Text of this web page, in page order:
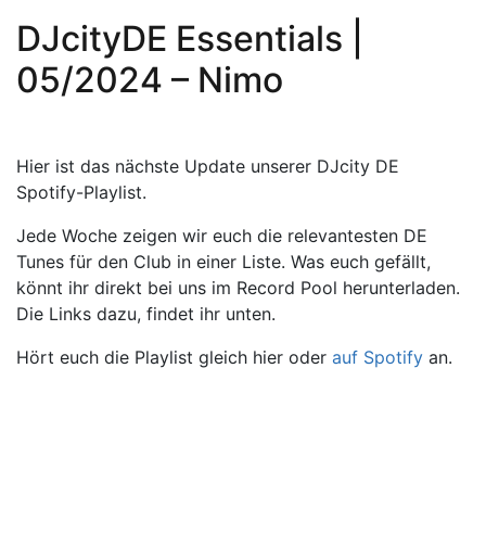
DJcityDE Essentials |
05/2024 – Nimo
Hier ist das nächste Update unserer DJcity DE
Spotify-Playlist.
Jede Woche zeigen wir euch die relevantesten DE
Tunes für den Club in einer Liste. Was euch gefällt,
könnt ihr direkt bei uns im Record Pool herunterladen.
Die Links dazu, findet ihr unten.
Hört euch die Playlist gleich hier oder auf Spotify an.